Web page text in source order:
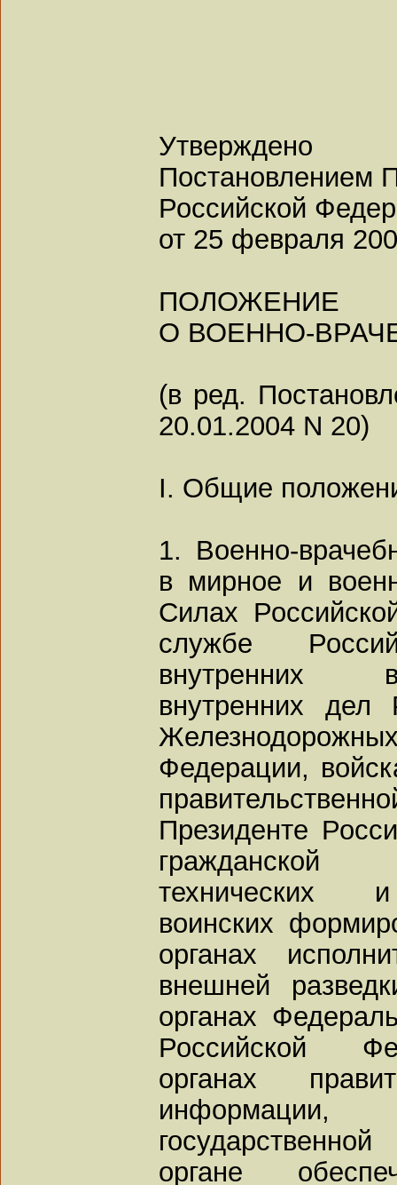
Утверждено
Постановлением
Российской
от 25 февраля
ПОЛОЖЕНИЕ
О ВОЕННО-
(в ред.
20.01.2004 N 20)
I. Общие
1. Военно-
в мирное и
Силах
службе
внутренних
внутренних дел
Федерации,
Президенте
гражданской
технических и
воинских
органах
внешней
органах
Российской
органах
информации,
органе